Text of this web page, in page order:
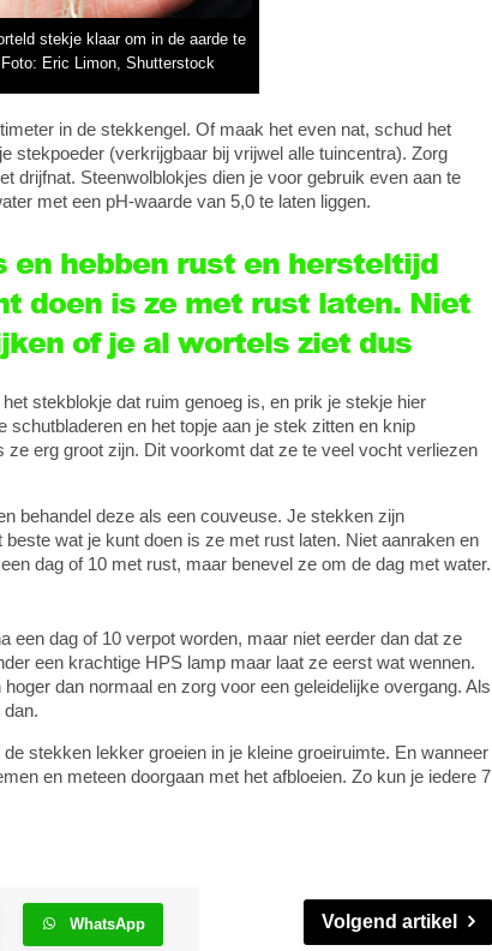
stekje klaar om in de aarde te
Eric Limon, Shutterstock
in de stekkengel. Of maak het even nat, schud het
stekpoeder (verkrijgbaar bij vrijwel alle tuincentra). Zorg
drijfnat. Steenwolblokjes dien je voor gebruik even aan te
met een pH-waarde van 5,0 te laten liggen.
hebben rust en hersteltijd
doen is ze met rust laten. Niet
of je al wortels ziet dus
stekblokje dat ruim genoeg is, en prik je stekje hier
en het topje aan je stek zitten en knip
erg groot zijn. Dit voorkomt dat ze te veel vocht verliezen
behandel deze als een couveuse. Je stekken zijn
wat je kunt doen is ze met rust laten. Niet aanraken en
dag of 10 met rust, maar benevel ze om de dag met water.
een dag of 10 verpot worden, maar niet eerder dan dat ze
een krachtige HPS lamp maar laat ze eerst wat wennen.
dan normaal en zorg voor een geleidelijke overgang. Als
stekken lekker groeien in je kleine groeiruimte. En wanneer
en meteen doorgaan met het afbloeien. Zo kun je iedere 7
WhatsApp Volgend artikel